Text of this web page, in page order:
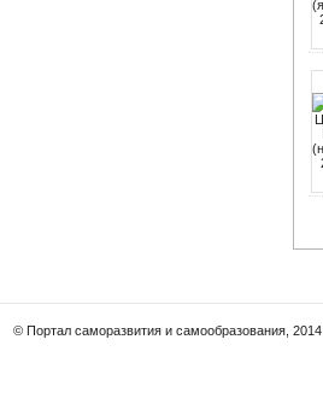
© Портал саморазвития и самообразования, 2014